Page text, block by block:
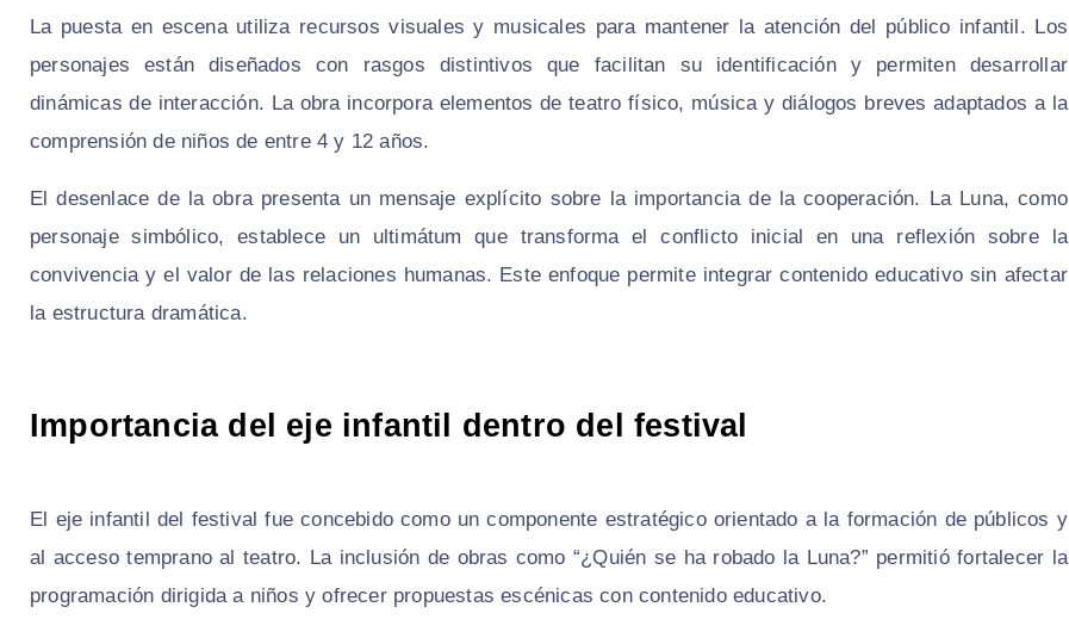
La puesta en escena utiliza recursos visuales y musicales para mantener la atención del público infantil. Los
personajes están diseñados con rasgos distintivos que facilitan su identificación y permiten desarrollar
dinámicas de interacción. La obra incorpora elementos de teatro físico, música y diálogos breves adaptados a la
comprensión de niños de entre 4 y 12 años.
El desenlace de la obra presenta un mensaje explícito sobre la importancia de la cooperación. La Luna, como
personaje simbólico, establece un ultimátum que transforma el conflicto inicial en una reflexión sobre la
convivencia y el valor de las relaciones humanas. Este enfoque permite integrar contenido educativo sin afectar
la estructura dramática.
Importancia del eje infantil dentro del festival
El eje infantil del festival fue concebido como un componente estratégico orientado a la formación de públicos y
al acceso temprano al teatro. La inclusión de obras como “¿Quién se ha robado la Luna?” permitió fortalecer la
programación dirigida a niños y ofrecer propuestas escénicas con contenido educativo.